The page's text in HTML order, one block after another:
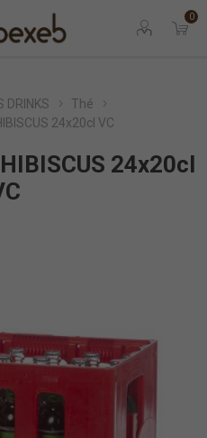
0
DRINKS
Thé
24x20cl VC
24x20cl